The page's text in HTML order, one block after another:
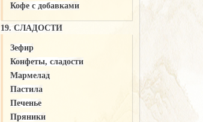
Кофе с добавками
19. СЛАДОСТИ
Зефир
Конфеты, сладости
Мармелад
Пастила
Печенье
Пряники